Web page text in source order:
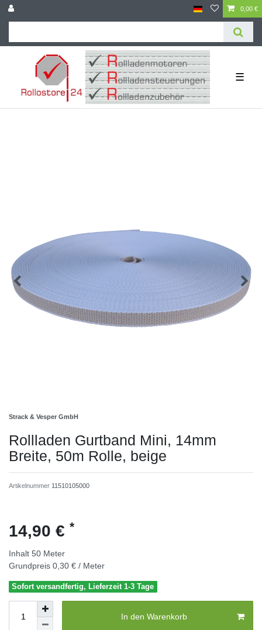
0,00 €
☰
Strack & Vesper GmbH
Rollladen Gurtband Mini, 14mm
Breite, 50m Rolle, beige
Artikelnummer 11510105000
14,90 € *
Inhalt 50 Meter
Grundpreis 0,30 € / Meter
Sofort versandfertig, Lieferzeit 1-3 Tage
In den Warenkorb